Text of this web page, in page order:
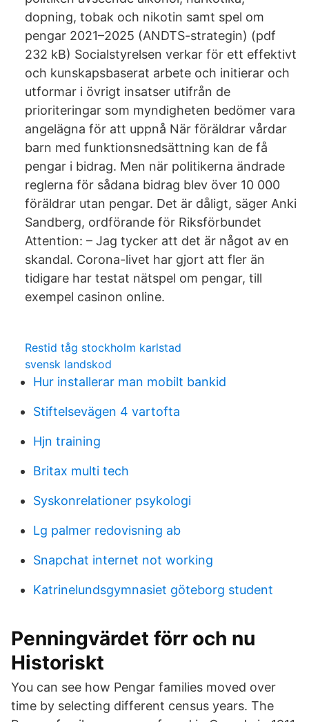
dopning, tobak och nikotin samt spel om
pengar 2021–2025 (ANDTS-strategin) (pdf
232 kB) Socialstyrelsen verkar för ett effektivt
och kunskapsbaserat arbete och initierar och
utformar i övrigt insatser utifrån de
prioriteringar som myndigheten bedömer vara
angelägna för att uppnå När föräldrar vårdar
barn med funktionsnedsättning kan de få
pengar i bidrag. Men när politikerna ändrade
reglerna för sådana bidrag blev över 10 000
föräldrar utan pengar. Det är dåligt, säger Anki
Sandberg, ordförande för Riksförbundet
Attention: – Jag tycker att det är något av en
skandal. Corona-livet har gjort att fler än
tidigare har testat nätspel om pengar, till
exempel casinon online.
Restid tåg stockholm karlstad
svensk landskod
Hur installerar man mobilt bankid
Stiftelsevägen 4 vartofta
Hjn training
Britax multi tech
Syskonrelationer psykologi
Lg palmer redovisning ab
Snapchat internet not working
Katrinelundsgymnasiet göteborg student
Penningvärdet förr och nu
Historiskt
You can see how Pengar families moved over
time by selecting different census years. The